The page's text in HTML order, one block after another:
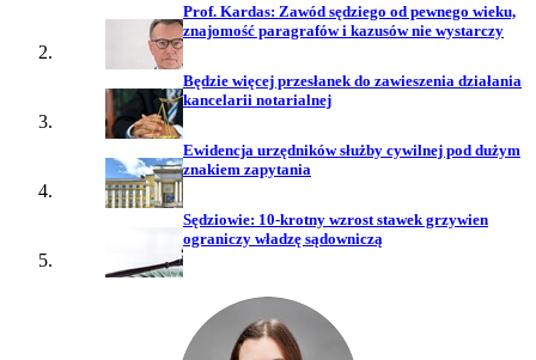
Prof. Kardas: Zawód sędziego od pewnego wieku,
znajomość paragrafów i kazusów nie wystarczy
Będzie więcej przesłanek do zawieszenia działania
kancelarii notarialnej
Ewidencja urzędników służby cywilnej pod dużym
znakiem zapytania
Sędziowie: 10-krotny wzrost stawek grzywien
ograniczy władzę sądowniczą